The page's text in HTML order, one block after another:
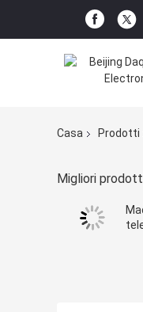
Casa Prodotti
Migliori